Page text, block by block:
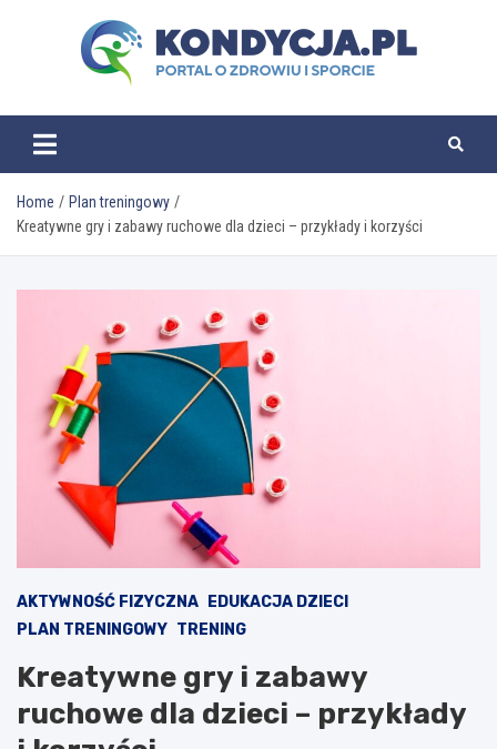
kondycja.pl
Home
Plan treningowy
Kreatywne gry i zabawy ruchowe dla dzieci – przykłady i korzyści
AKTYWNOŚĆ FIZYCZNA
EDUKACJA DZIECI
PLAN TRENINGOWY TRENING
Kreatywne gry i zabawy
ruchowe dla dzieci – przykłady